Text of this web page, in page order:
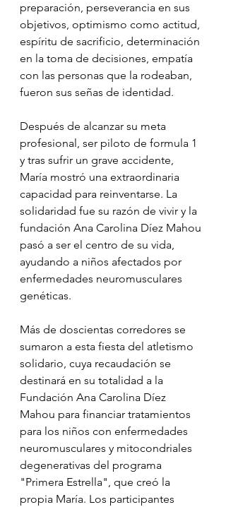
preparación, perseverancia en sus
objetivos, optimismo como actitud,
espíritu de sacrificio, determinación
en la toma de decisiones, empatía
con las personas que la rodeaban,
fueron sus señas de identidad.
Después de alcanzar su meta
profesional, ser piloto de formula 1
y tras sufrir un grave accidente,
María mostró una extraordinaria
capacidad para reinventarse. La
solidaridad fue su razón de vivir y la
fundación Ana Carolina Díez Mahou
pasó a ser el centro de su vida,
ayudando a niños afectados por
enfermedades neuromusculares
genéticas.
Más de doscientas corredores se
sumaron a esta fiesta del atletismo
solidario, cuya recaudación se
destinará en su totalidad a la
Fundación Ana Carolina Díez
Mahou para financiar tratamientos
para los niños con enfermedades
neuromusculares y mitocondriales
degenerativas del programa
"Primera Estrella", que creó la
propia María. Los participantes